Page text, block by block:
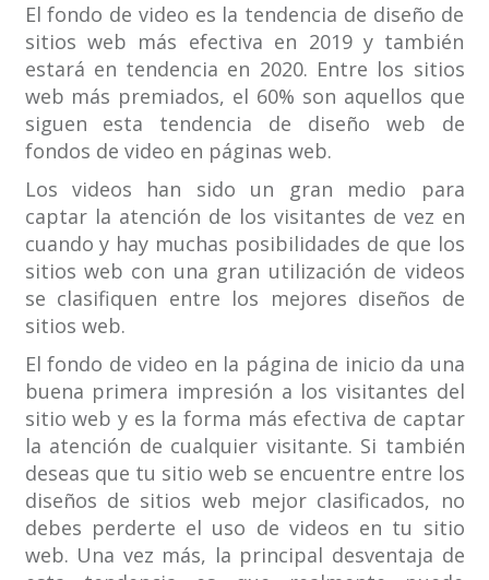
El fondo de video es la tendencia de diseño de
sitios web más efectiva en 2019 y también
estará en tendencia en 2020. Entre los sitios
web más premiados, el 60% son aquellos que
siguen esta tendencia de diseño web de
fondos de video en páginas web.
Los videos han sido un gran medio para
captar la atención de los visitantes de vez en
cuando y hay muchas posibilidades de que los
sitios web con una gran utilización de videos
se clasifiquen entre los mejores diseños de
sitios web.
El fondo de video en la página de inicio da una
buena primera impresión a los visitantes del
sitio web y es la forma más efectiva de captar
la atención de cualquier visitante. Si también
deseas que tu sitio web se encuentre entre los
diseños de sitios web mejor clasificados, no
debes perderte el uso de videos en tu sitio
web. Una vez más, la principal desventaja de